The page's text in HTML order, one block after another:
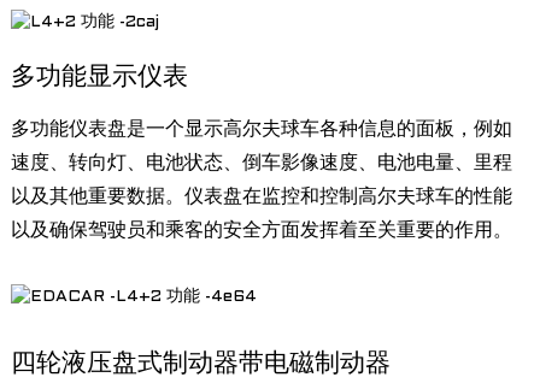
多功能显示仪表
多功能仪表盘是一个显示高尔夫球车各种信息的面板，例如
速度、转向灯、电池状态、倒车影像速度、电池电量、里程
以及其他重要数据。仪表盘在监控和控制高尔夫球车的性能
以及确保驾驶员和乘客的安全方面发挥着至关重要的作用。
四轮液压盘式制动器带电磁制动器